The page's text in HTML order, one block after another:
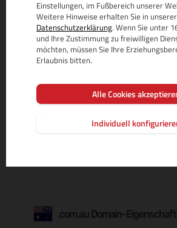
Einstellungen, im Fußbereich unserer
Weitere Hinweise erhalten Sie in unserer
Datenschutzerklärung. Wenn Sie unter
und Ihre Zustimmung zu freiwilligen
möchten, müssen Sie Ihre
Erlaubnis bitten.
Alle Cookies
Individuell
MEHR INFOS ZUR DOMAIN-ENDUNG
.com.au Domain-